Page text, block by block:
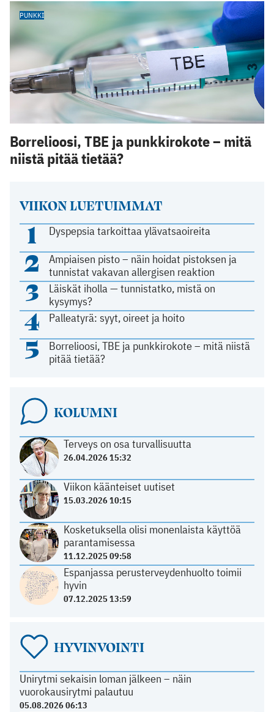
VIIKON LUETUIMMAT
1 Dyspepsia tarkoittaa ylävatsaoireita
2
Ampiaisen pisto – näin hoidat pistoksen ja
tunnistat vakavan allergisen reaktion
3
Läiskät iholla — tunnistatko, mistä on
kysymys?
4 Palleatyrä: syyt, oireet ja hoito
5
Borrelioosi, TBE ja punkkirokote – mitä niistä
pitää tietää?
KOLUMNI
Terveys on osa turvallisuutta
26.04.2026 15:32
Viikon käänteiset uutiset
15.03.2026 10:15
Kosketuksella olisi monenlaista käyttöä
parantamisessa
11.12.2025 09:58
Espanjassa perusterveydenhuolto toimii
hyvin
07.12.2025 13:59
HYVINVOINTI
Unirytmi sekaisin loman jälkeen – näin
vuorokausirytmi palautuu
05.08.2026 06:13
PUNKKI
Borrelioosi, TBE ja punkkirokote – mitä
niistä pitää tietää?